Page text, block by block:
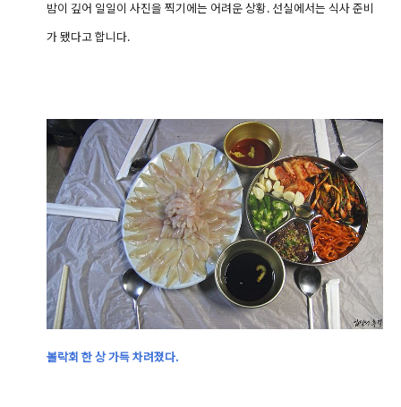
밤이 깊어 일일이 사진을 찍기에는 어려운 상황. 선실에서는 식사 준비
가 됐다고 합니다.
볼락회 한 상 가득 차려졌다.